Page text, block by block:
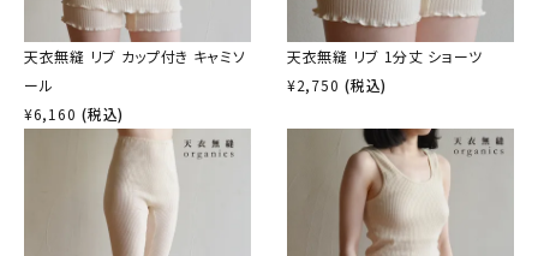
天衣無縫 リブ カップ付き キャミソ
ール
¥6,160 (税込)
天衣無縫 リブ 1分丈 ショーツ
¥2,750 (税込)